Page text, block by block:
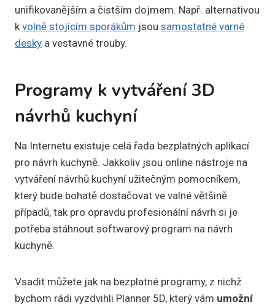
unifikovanějším a čistším dojmem. Např. alternativou
k volně stojícím sporákům jsou samostatné varné
desky a vestavné trouby.
Programy k vytváření 3D
návrhů kuchyní
Na Internetu existuje celá řada bezplatných aplikací
pro návrh kuchyně. Jakkoliv jsou online nástroje na
vytváření návrhů kuchyní užitečným pomocníkem,
který bude bohatě dostačovat ve valné většině
případů, tak pro opravdu profesionální návrh si je
potřeba stáhnout softwarový program na návrh
kuchyně.
Vsadit můžete jak na bezplatné programy, z nichž
bychom rádi vyzdvihli Planner 5D, který vám umožní